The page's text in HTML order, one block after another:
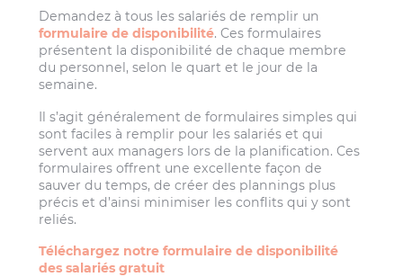
Demandez à tous les salariés de remplir un
formulaire de disponibilité. Ces formulaires
présentent la disponibilité de chaque membre
du personnel, selon le quart et le jour de la
semaine.
Il s’agit généralement de formulaires simples qui
sont faciles à remplir pour les salariés et qui
servent aux managers lors de la planification. Ces
formulaires offrent une excellente façon de
sauver du temps, de créer des plannings plus
précis et d’ainsi minimiser les conflits qui y sont
reliés.
Téléchargez notre formulaire de disponibilité
des salariés gratuit